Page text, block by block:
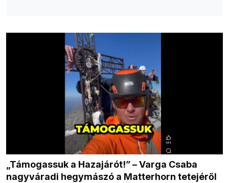
„Támogassuk a Hazajárót!” – Varga Csaba
nagyváradi hegymászó a Matterhorn tetejéről